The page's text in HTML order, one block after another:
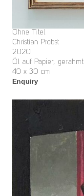
Ohne Titel
Christian Probst
2020
Öl auf Papier, gerahmt
40 x 30 cm
Enquiry